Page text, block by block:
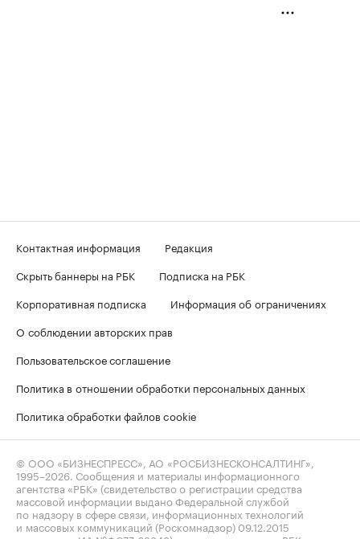
Контактная информация
Редакция
Скрыть баннеры на РБК
Подписка на РБК
Корпоративная подписка
Информация об ограничениях
О соблюдении авторских прав
Пользовательское соглашение
Политика в отношении обработки персональных данных
Политика обработки файлов cookie
© ООО «БИЗНЕСПРЕСС», АО «РОСБИЗНЕСКОНСАЛТИНГ»,
1995–2026 . Сообщения и материалы информационного
агентства «РБК» (свидетельство о регистрации средства
массовой информации выдано Федеральной службой
по надзору в сфере связи, информационных технологий
и массовых коммуникаций (Роскомнадзор) 09.12.2015